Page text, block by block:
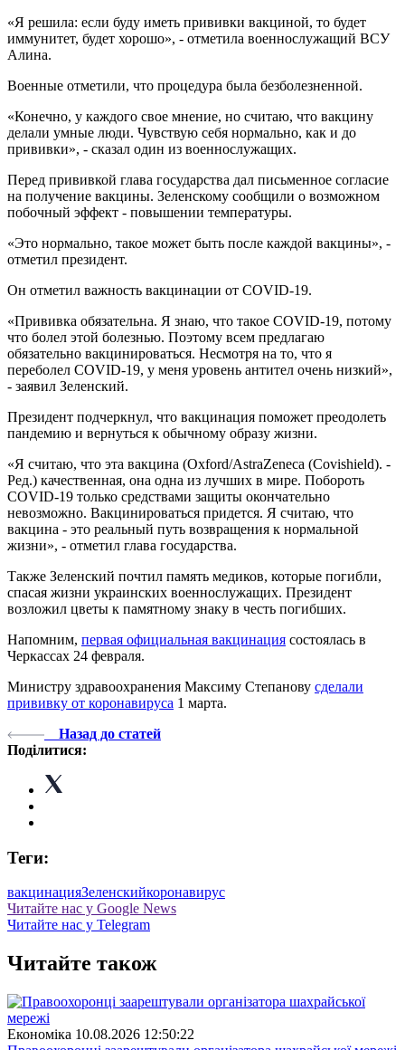
«Я решила: если буду иметь прививки вакциной, то будет
иммунитет, будет хорошо», - отметила военнослужащий ВСУ
Алина.
Военные отметили, что процедура была безболезненной.
«Конечно, у каждого свое мнение, но считаю, что вакцину
делали умные люди. Чувствую себя нормально, как и до
прививки», - сказал один из военнослужащих.
Перед прививкой глава государства дал письменное согласие
на получение вакцины. Зеленскому сообщили о возможном
побочный эффект - повышении температуры.
«Это нормально, такое может быть после каждой вакцины», -
отметил президент.
Он отметил важность вакцинации от COVID-19.
«Прививка обязательна. Я знаю, что такое COVID-19, потому
что болел этой болезнью. Поэтому всем предлагаю
обязательно вакцинироваться. Несмотря на то, что я
переболел COVID-19, у меня уровень антител очень низкий»,
- заявил Зеленский.
Президент подчеркнул, что вакцинация поможет преодолеть
пандемию и вернуться к обычному образу жизни.
«Я считаю, что эта вакцина (Oxford/AstraZeneca (Covishield). -
Ред.) качественная, она одна из лучших в мире. Побороть
COVID-19 только средствами защиты окончательно
невозможно. Вакцинироваться придется. Я считаю, что
вакцина - это реальный путь возвращения к нормальной
жизни», - отметил глава государства.
Также Зеленский почтил память медиков, которые погибли,
спасая жизни украинских военнослужащих. Президент
возложил цветы к памятному знаку в честь погибших.
Напомним, первая официальная вакцинация состоялась в
Черкассах 24 февраля.
Министру здравоохранения Максиму Степанову сделали
прививку от коронавируса 1 марта.
Назад до статей
Поділитися:
Теги:
вакцинацияЗеленскийкоронавирус
Читайте нас у Google News
Читайте нас у Telegram
Читайте також
Економіка 10.08.2026 12:50:22